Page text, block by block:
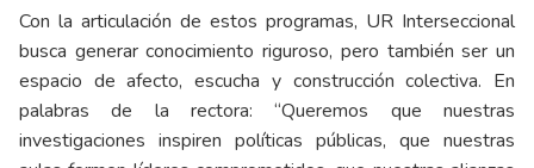
Con la articulación de estos programas, UR Interseccional
busca generar conocimiento riguroso, pero también ser un
espacio de afecto, escucha y construcción colectiva. En
palabras de la rectora: “Queremos que nuestras
investigaciones inspiren políticas públicas, que nuestras